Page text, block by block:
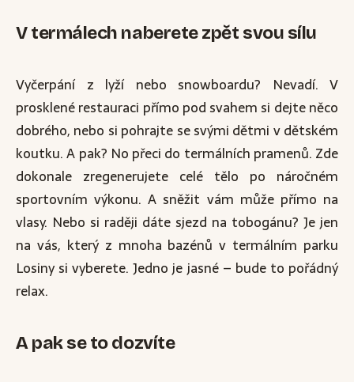
V termálech naberete zpět svou sílu
Vyčerpání z lyží nebo snowboardu? Nevadí. V
prosklené restauraci přímo pod svahem si dejte něco
dobrého, nebo si pohrajte se svými dětmi v dětském
koutku. A pak? No přeci do termálních pramenů. Zde
dokonale zregenerujete celé tělo po náročném
sportovním výkonu. A sněžit vám může přímo na
vlasy. Nebo si raději dáte sjezd na tobogánu? Je jen
na vás, který z mnoha bazénů v termálním parku
Losiny si vyberete. Jedno je jasné – bude to pořádný
relax.
A pak se to dozvíte